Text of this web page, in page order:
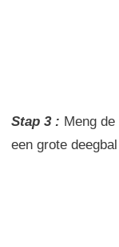
Stap 3 : Meng de
een grote deegbal